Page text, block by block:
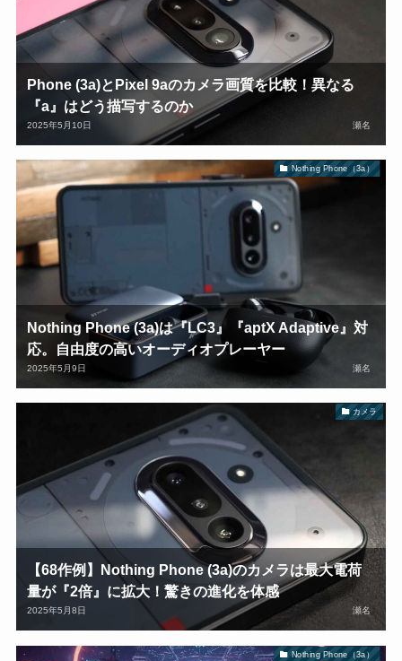
Phone (3a)とPixel 9aのカメラ画質を比較！異なる
『a』はどう描写するのか
2025年5月10日 瀬名
Nothing Phone（3a）
Nothing Phone (3a)は『LC3』『aptX Adaptive』対
応。自由度の高いオーディオプレーヤー
2025年5月9日 瀬名
カメラ
【68作例】Nothing Phone (3a)のカメラは最大電荷
量が『2倍』に拡大！驚きの進化を体感
2025年5月8日 瀬名
Nothing Phone（3a）